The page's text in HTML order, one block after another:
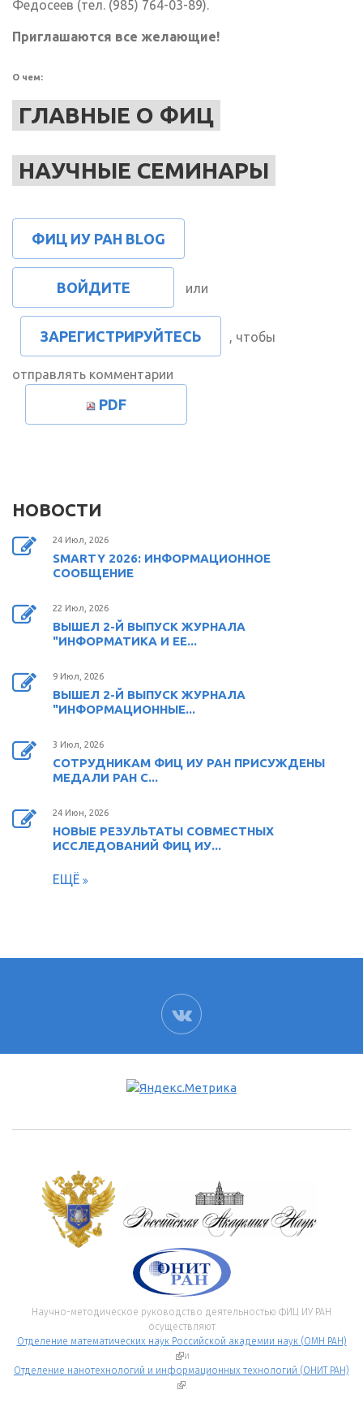
Федосеев (тел. (985) 764-03-89).
Приглашаются все желающие!
О чем:
ГЛАВНЫЕ О ФИЦ
НАУЧНЫЕ СЕМИНАРЫ
ФИЦ ИУ РАН BLOG
ВОЙДИТЕ или
ЗАРЕГИСТРИРУЙТЕСЬ , чтобы
отправлять комментарии
PDF
НОВОСТИ
24 Июл, 2026
SMARTY 2026: ИНФОРМАЦИОННОЕ
СООБЩЕНИЕ
22 Июл, 2026
ВЫШЕЛ 2-Й ВЫПУСК ЖУРНАЛА
"ИНФОРМАТИКА И ЕЕ...
9 Июл, 2026
ВЫШЕЛ 2-Й ВЫПУСК ЖУРНАЛА
"ИНФОРМАЦИОННЫЕ...
3 Июл, 2026
СОТРУДНИКАМ ФИЦ ИУ РАН ПРИСУЖДЕНЫ
МЕДАЛИ РАН С...
24 Июн, 2026
НОВЫЕ РЕЗУЛЬТАТЫ СОВМЕСТНЫХ
ИССЛЕДОВАНИЙ ФИЦ ИУ...
ЕЩЁ
ВК
Научно-методическое руководство деятельностью ФИЦ ИУ РАН
осуществляют
Отделение математических наук Российской академии наук (ОМН РАН)
(внешняя ссылка)
и
Отделение нанотехнологий и информационных технологий (ОНИТ РАН)
(внешняя ссылка)
.